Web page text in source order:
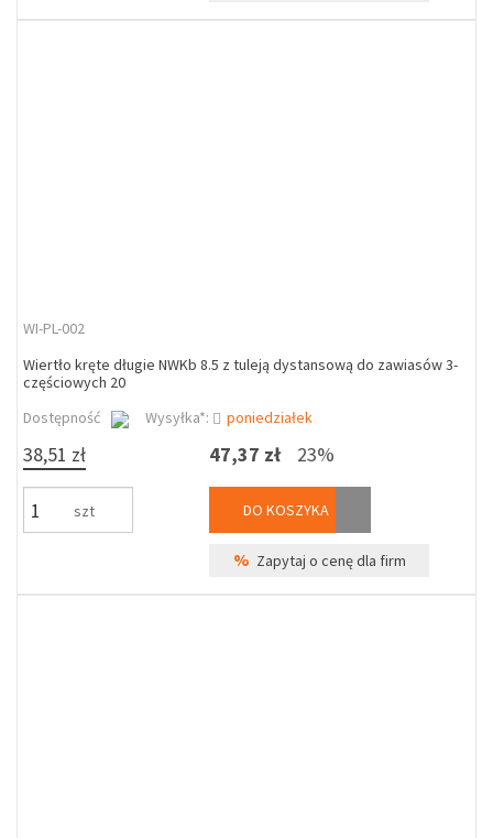
WI-PL-002
Wiertło kręte długie NWKb 8.5 z tuleją dystansową do zawiasów 3-
częściowych 20
Dostępność
Wysyłka*: poniedziałek
38,51 zł
szt
47,37 zł 23%
DO KOSZYKA
% Zapytaj o cenę dla firm